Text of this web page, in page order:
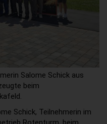
Salome Schick aus
beim
Schick, Teilnehmerin im